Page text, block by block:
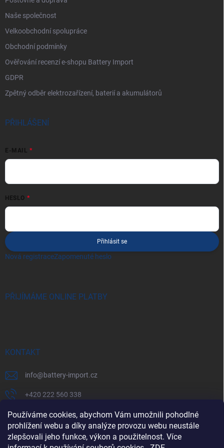
Používáme cookies, abychom Vám umožnili pohodlné
prohlížení webu a díky analýze provozu webu neustále
zlepšovali jeho funkce, výkon a použitelnost. Více
Naše společnost
Velkoobchodní spolupráce
Obchodní podmínky
Ověřování recenzí e-shopu Battery Import
GDPR
Zpětný odběr elektrozařízení, baterií a akumulátorů
PŘIHLÁŠENÍ
E-MAIL
HESLO
Přihlásit se
Nová registraceZapomenuté heslo
PŘIJÍMÁME ONLINE PLATBY
KONTAKT
info@battery-import.cz
+420 222 560 338
+420 774 969 705